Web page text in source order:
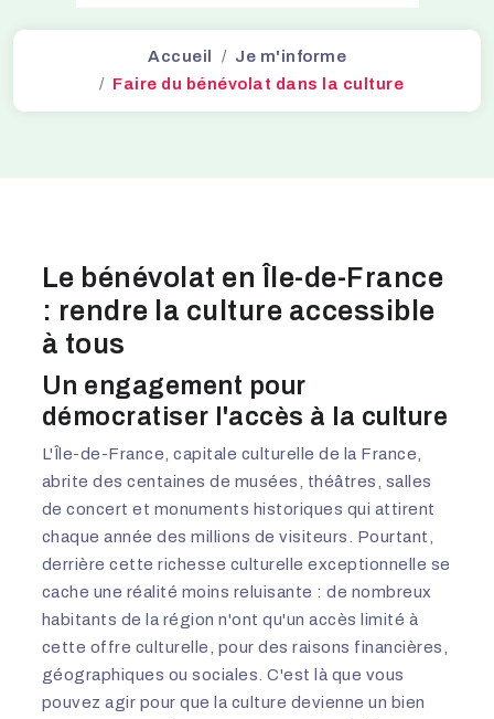
Accueil
Je m'informe
Faire du bénévolat dans la culture
Le bénévolat en Île-de-France
: rendre la culture accessible
à tous
Un engagement pour
démocratiser l'accès à la culture
L'Île-de-France, capitale culturelle de la France,
abrite des centaines de musées, théâtres, salles
de concert et monuments historiques qui attirent
chaque année des millions de visiteurs. Pourtant,
derrière cette richesse culturelle exceptionnelle se
cache une réalité moins reluisante : de nombreux
habitants de la région n'ont qu'un accès limité à
cette offre culturelle, pour des raisons financières,
géographiques ou sociales. C'est là que vous
pouvez agir pour que la culture devienne un bien